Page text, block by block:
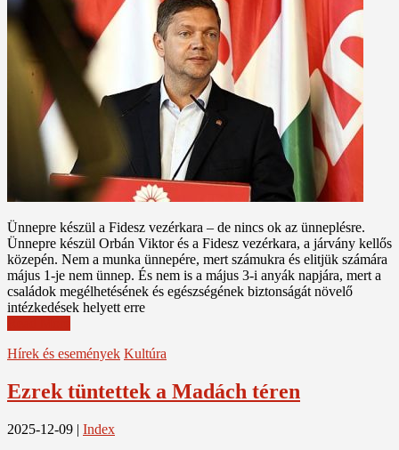
Ünnepre készül a Fidesz vezérkara – de nincs ok az ünneplésre.
Ünnepre készül Orbán Viktor és a Fidesz vezérkara, a járvány kellős
közepén. Nem a munka ünnepére, mert számukra és elitjük számára
május 1-je nem ünnep. És nem is a május 3-i anyák napjára, mert a
családok megélhetésének és egészségének biztonságát növelő
intézkedések helyett erre
Hírek és események Kultúra
Ezrek tüntettek a Madách téren
2025-12-09 | Index